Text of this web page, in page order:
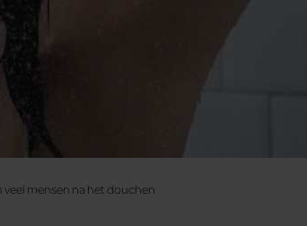
veel mensen na het douchen